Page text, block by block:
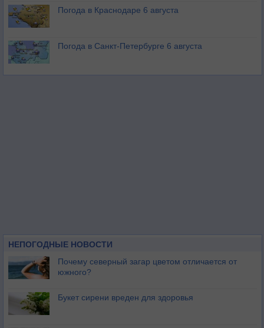
Погода в Краснодаре 6 августа
Погода в Санкт-Петербурге 6 августа
НЕПОГОДНЫЕ НОВОСТИ
Почему северный загар цветом отличается от
южного?
Букет сирени вреден для здоровья